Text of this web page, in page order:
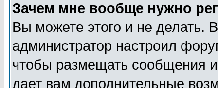
Зачем мне вообще нужно
Вы можете этого и не делать.
администратор настроил
чтобы размещать сообщения
дает вам дополнительные